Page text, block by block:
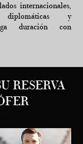
internacionales,
diplomáticas y
duración con
RESERVA